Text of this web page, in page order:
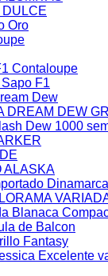
DULCE
Oro
Contaloupe
F1
Dew
DREAM DEW
Dew 1000
ALASKA
Dinamarca
Blanaca
de Balcon
Fantasy
Excelente